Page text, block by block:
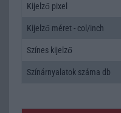
Kijelző pixel
Kijelző méret - col/inch
Színes kijelző
Színárnyalatok száma db